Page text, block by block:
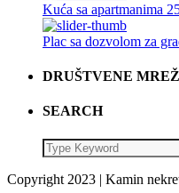
Kuća sa apartmanima
Plac sa dozvolom za
DRUŠTVENE
SEARCH
Copyright 2023 | Kamin